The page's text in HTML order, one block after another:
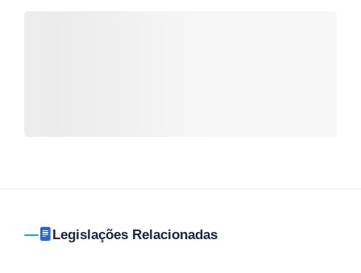
Legislações Relacionadas